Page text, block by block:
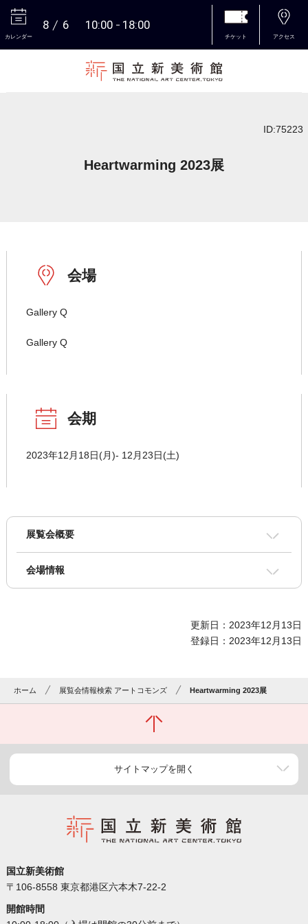
カレンダー
8 6 10:00 18:00
チケット アクセス
ID:75223
Heartwarming 2023展
会場
Gallery Q
Gallery Q
会期
2023年12月18日(月)- 12月23日(土)
展覧会概要
会場情報
更新日：2023年12月13日
登録日：2023年12月13日
ホーム 展覧会情報検索 アートコモンズ Heartwarming 2023展
サイトマップを開く
国立新美術館
〒106-8558 東京都港区六本木7-22-2
開館時間